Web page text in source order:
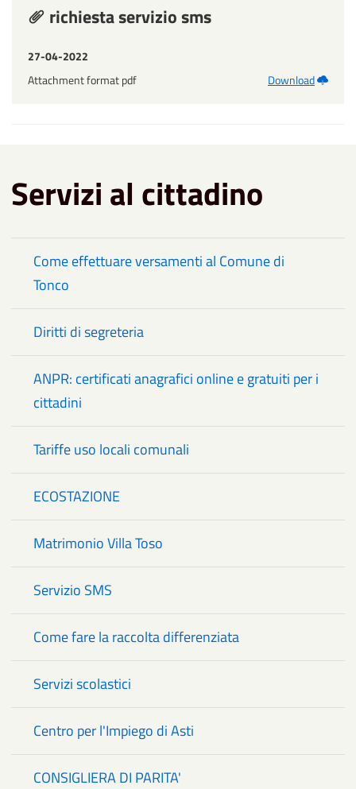
richiesta servizio sms
27-04-2022
Attachment format pdf
Download
Servizi al cittadino
Come effettuare versamenti al Comune di
Tonco
Diritti di segreteria
ANPR: certificati anagrafici online e gratuiti per i
cittadini
Tariffe uso locali comunali
ECOSTAZIONE
Matrimonio Villa Toso
Servizio SMS
Come fare la raccolta differenziata
Servizi scolastici
Centro per l'Impiego di Asti
CONSIGLIERA DI PARITA'